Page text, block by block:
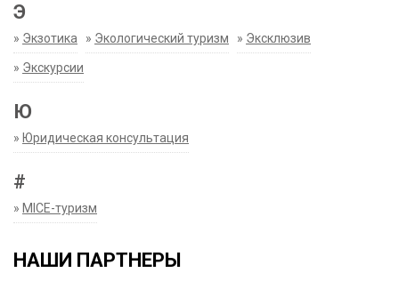
Э
» Экзотика » Экологический туризм » Эксклюзив
» Экскурсии
Ю
» Юридическая консультация
#
» MICE-туризм
НАШИ ПАРТНЕРЫ